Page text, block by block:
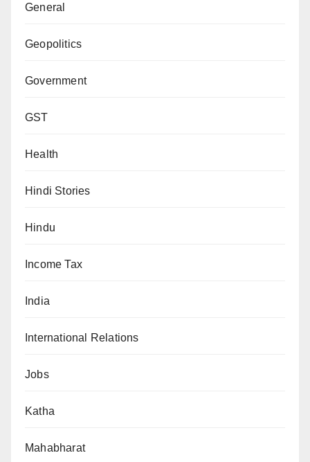
General
Geopolitics
Government
GST
Health
Hindi Stories
Hindu
Income Tax
India
International Relations
Jobs
Katha
Mahabharat